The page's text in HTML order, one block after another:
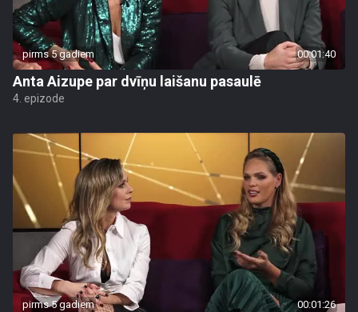
pirms 5 gadiem 00:01:40
Anta Aizupe par dvīņu laišanu pasaulē
4. epizode
pirms 5 gadiem 00:01:26